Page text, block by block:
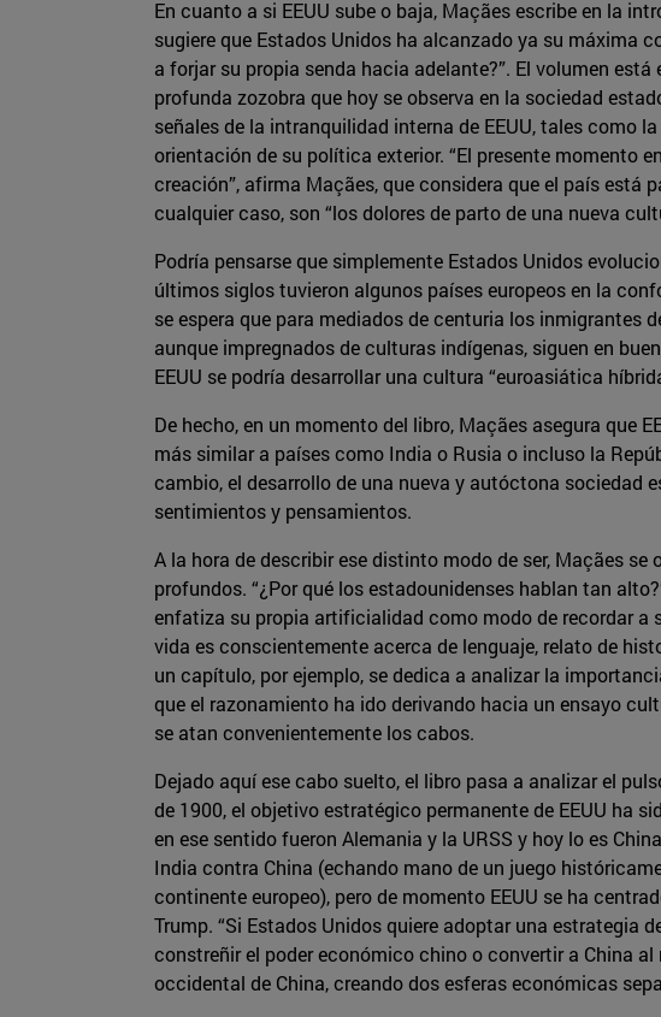
En cuanto a si EEUU sube o baja, Maçães escribe en la
sugiere que Estados Unidos ha alcanzado ya su máxima
a forjar su propia senda hacia adelante?”. El volumen
profunda zozobra que hoy se observa en la sociedad
señales de la intranquilidad interna de EEUU, tales como
orientación de su política exterior. “El presente momento
creación”, afirma Maçães, que considera que el país está
cualquier caso, son “los dolores de parto de una nueva
Podría pensarse que simplemente Estados Unidos
últimos siglos tuvieron algunos países europeos en la
se espera que para mediados de centuria los inmigrantes
aunque impregnados de culturas indígenas, siguen en
EEUU se podría desarrollar una cultura “euroasiática
De hecho, en un momento del libro, Maçães asegura que
más similar a países como India o Rusia o incluso la
cambio, el desarrollo de una nueva y autóctona sociedad
sentimientos y pensamientos.
A la hora de describir ese distinto modo de ser, Maçães
profundos. “¿Por qué los estadounidenses hablan tan
enfatiza su propia artificialidad como modo de recordar a
vida es conscientemente acerca de lenguaje, relato de
un capítulo, por ejemplo, se dedica a analizar la
que el razonamiento ha ido derivando hacia un ensayo
se atan convenientemente los cabos.
Dejado aquí ese cabo suelto, el libro pasa a analizar el
de 1900, el objetivo estratégico permanente de EEUU ha
en ese sentido fueron Alemania y la URSS y hoy lo es
India contra China (echando mano de un juego
continente europeo), pero de momento EEUU se ha
Trump. “Si Estados Unidos quiere adoptar una estrategia
constreñir el poder económico chino o convertir a China
occidental de China, creando dos esferas económicas